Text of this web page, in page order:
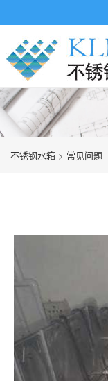
不锈钢水箱 > 常见问题